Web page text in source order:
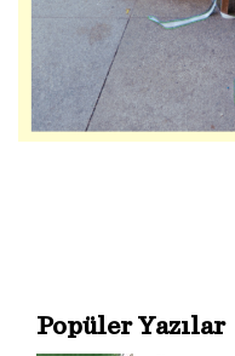
Popüler Yazılar